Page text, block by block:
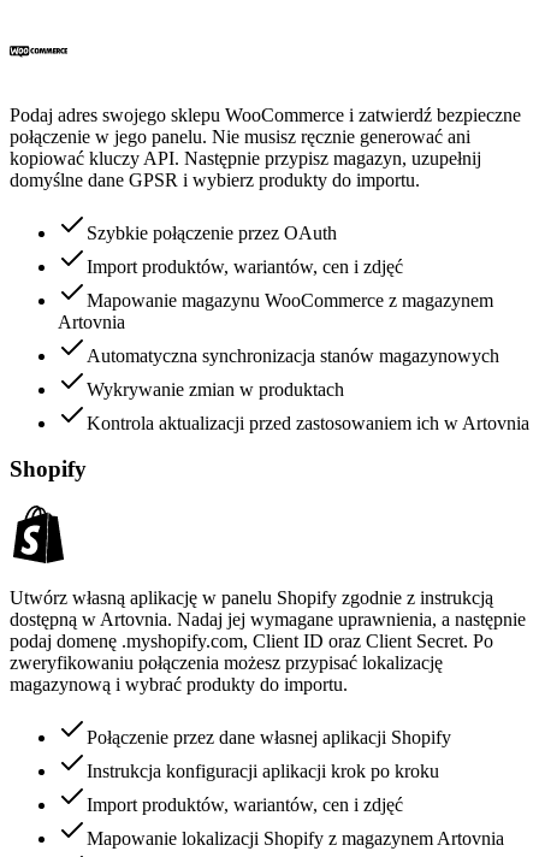
Podaj adres swojego sklepu WooCommerce i zatwierdź bezpieczne
połączenie w jego panelu. Nie musisz ręcznie generować ani
kopiować kluczy API. Następnie przypisz magazyn, uzupełnij
domyślne dane GPSR i wybierz produkty do importu.
Szybkie połączenie przez OAuth
Import produktów, wariantów, cen i zdjęć
Mapowanie magazynu WooCommerce z magazynem
Artovnia
Automatyczna synchronizacja stanów magazynowych
Wykrywanie zmian w produktach
Kontrola aktualizacji przed zastosowaniem ich w Artovnia
Shopify
Utwórz własną aplikację w panelu Shopify zgodnie z instrukcją
dostępną w Artovnia. Nadaj jej wymagane uprawnienia, a następnie
podaj domenę .myshopify.com, Client ID oraz Client Secret. Po
zweryfikowaniu połączenia możesz przypisać lokalizację
magazynową i wybrać produkty do importu.
Połączenie przez dane własnej aplikacji Shopify
Instrukcja konfiguracji aplikacji krok po kroku
Import produktów, wariantów, cen i zdjęć
Mapowanie lokalizacji Shopify z magazynem Artovnia